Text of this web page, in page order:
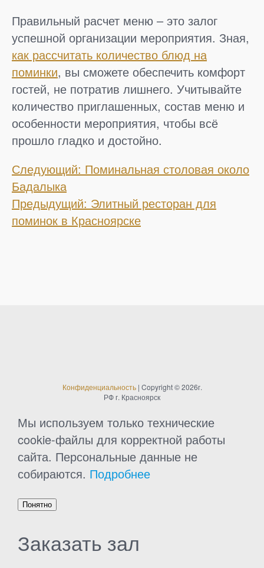
Правильный расчет меню – это залог
успешной организации мероприятия. Зная,
как рассчитать количество блюд на
поминки, вы сможете обеспечить комфорт
гостей, не потратив лишнего. Учитывайте
количество приглашенных, состав меню и
особенности мероприятия, чтобы всё
прошло гладко и достойно.
Е
щ
е
т
ь
Следующий: Поминальная столовая около
Бадалыка
Предыдущий: Элитный ресторан для
поминок в Красноярске
Конфиденциальность| Copyright © 2026г.
РФ г. Красноярск
Мы используем только технические
cookie-файлы для корректной работы
сайта. Персональные данные не
собираются. Подробнее
Понятно
Заказать зал